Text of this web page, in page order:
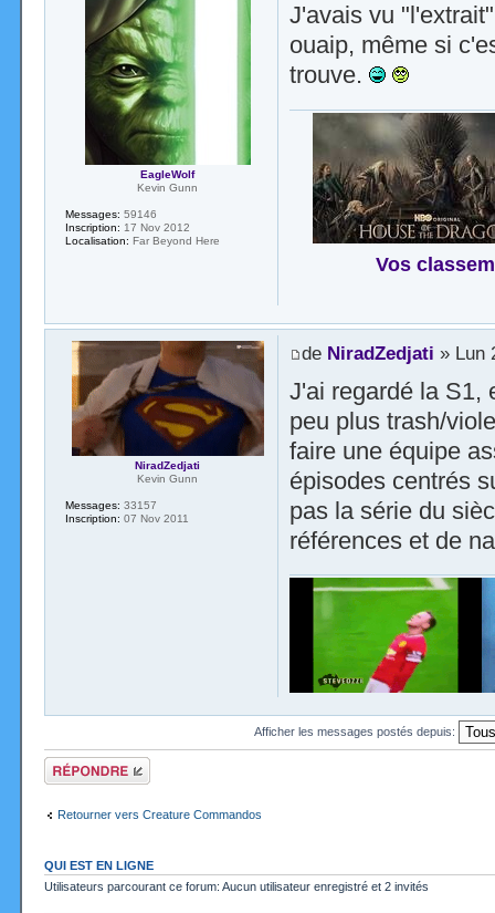
J'avais vu
ouaip, même si
trouve.
Vos
EagleWolf
Kevin Gunn
Messages: 59146
Inscription: 17 Nov 2012
Localisation: Far Beyond Here
de NiradZedjati » Lun
J'ai regardé la S1,
peu plus trash/
faire une équipe
épisodes centrés
pas la série du
références et de
NiradZedjati
Kevin Gunn
Messages: 33157
Inscription: 07 Nov 2011
Afficher les messages postés depuis:
Répondre
Retourner vers Creature Commandos
QUI EST EN LIGNE
Utilisateurs parcourant ce forum: Aucun utilisateur enregistré et 2 invités